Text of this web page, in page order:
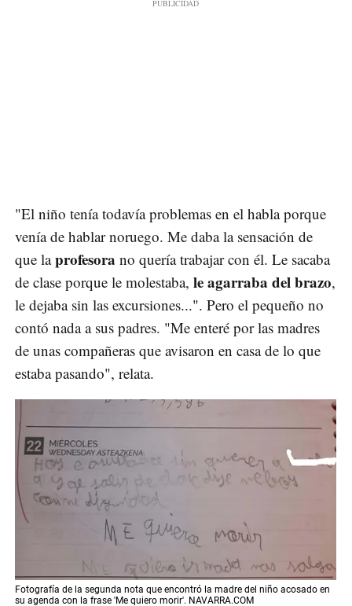
"El niño tenía todavía problemas en el habla porque
venía de hablar noruego. Me daba la sensación de
que laprofesora no quería trabajar con él. Le sacaba
de clase porque le molestaba, le agarraba del brazo,
le dejaba sin las excursiones...". Pero el pequeño no
contó nada a sus padres. "Me enteré por las madres
de unas compañeras que avisaron en casa de lo que
estaba pasando", relata.
Fotografía de la segunda nota que encontró la madre del niño acosado en
su agenda con la frase 'Me quiero morir'. NAVARRA.COM